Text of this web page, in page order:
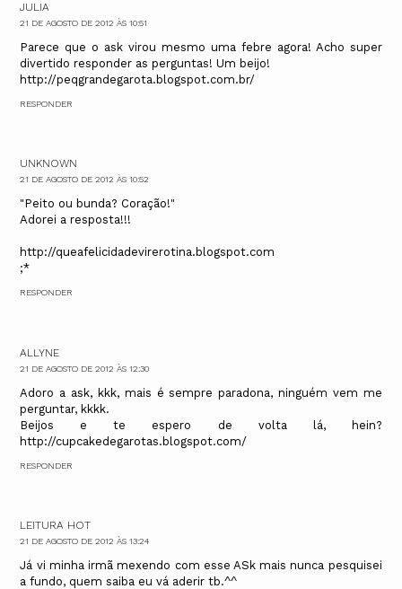
JULIA
21 DE AGOSTO DE 2012 ÀS 10:51
Parece que o ask virou mesmo uma febre agora! Acho super
divertido responder as perguntas! Um beijo!
http://peqgrandegarota.blogspot.com.br/
RESPONDER
UNKNOWN
21 DE AGOSTO DE 2012 ÀS 10:52
"Peito ou bunda? Coração!"
Adorei a resposta!!!
http://queafelicidadevirerotina.blogspot.com
;*
RESPONDER
ALLYNE
21 DE AGOSTO DE 2012 ÀS 12:30
Adoro a ask, kkk, mais é sempre paradona, ninguém vem me
perguntar, kkkk.
Beijos e te espero de volta lá, hein?
http://cupcakedegarotas.blogspot.com/
RESPONDER
LEITURA HOT
21 DE AGOSTO DE 2012 ÀS 13:24
Já vi minha irmã mexendo com esse ASk mais nunca pesquisei
a fundo, quem saiba eu vá aderir tb.^^